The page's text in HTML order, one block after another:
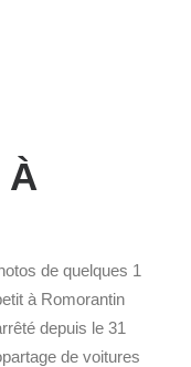
À
de quelques 1
à Romorantin
depuis le 31
de voitures